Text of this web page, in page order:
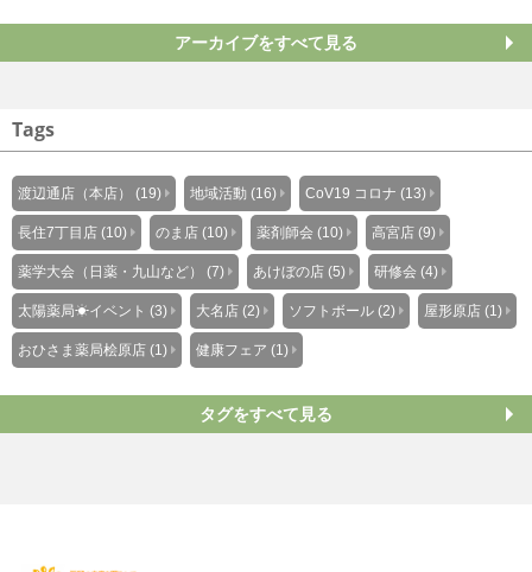
アーカイブをすべて見る
Tags
渡辺通店（本店） (19) 地域活動 (16) CoV19 コロナ (13)
長住7丁目店 (10) のま店 (10) 薬剤師会 (10) 高宮店 (9)
薬学大会（日薬・九山など） (7) あけぼの店 (5) 研修会 (4)
太陽薬局☀イベント (3) 大名店 (2) ソフトボール (2) 屋形原店 (1)
おひさま薬局桧原店 (1) 健康フェア (1)
タグをすべて見る